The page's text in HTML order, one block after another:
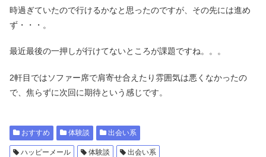
時過ぎていたので行けるかなと思ったのですが、その先には進め
ず・・・。
最近最後の一押しが行けてないところが課題ですね。。。
2軒目ではソファー席で肩寄せ合えたり雰囲気は悪くなかったの
で、焦らずに次回に期待という感じです。
おすすめ 体験談 出会い系
ハッピーメール 体験談 出会い系